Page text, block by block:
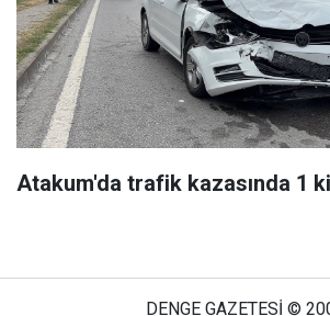
Atakum'da trafik kazasında 1
DENGE GAZETESİ ©